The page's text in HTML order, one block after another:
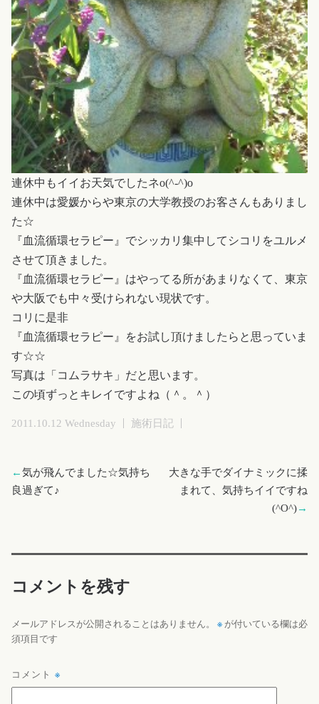
連休中もイイお天気でしたネo(^-^)o
連休中は愛媛からや東京の大学教授のお客さんもありまし
た☆
『血流循環セラピー』でシッカリ集中してシコリをユルメ
させて頂きました。
『血流循環セラピー』はやってる所があまりなくて、東京
や大阪でも中々受けられない現状です。
コリに是非
『血流循環セラピー』をお試し頂けましたらと思っていま
す☆☆
写真は「コムラサキ」だと思います。
この頃ずっとキレイですよね（＾。＾）
2011.10.12 Wednesday 施術日記
←気が飛んでました☆気持ち
良過ぎて♪
大きな手でダイナミックに揉
まれて、気持ちイイですね
(^O^)→
コメントを残す
メールアドレスが公開されることはありません。 ※ が付いている欄は必
須項目です
コメント ※